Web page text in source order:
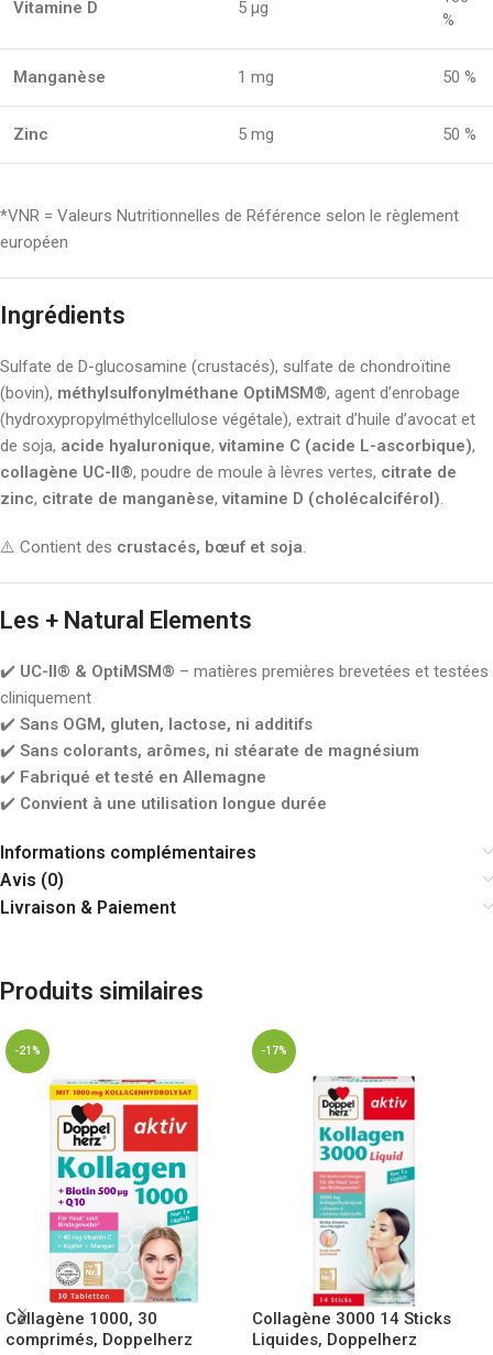
Vitamine D 5 µg
%
Manganèse 1 mg 50 %
Zinc 5 mg 50 %
*VNR = Valeurs Nutritionnelles de Référence selon le règlement
européen
Ingrédients
Sulfate de D-glucosamine (crustacés), sulfate de chondroïtine
(bovin), méthylsulfonylméthane OptiMSM®, agent d’enrobage
(hydroxypropylméthylcellulose végétale), extrait d’huile d’avocat et
de soja, acide hyaluronique, vitamine C (acide L-ascorbique),
collagène UC-II®, poudre de moule à lèvres vertes, citrate de
zinc, citrate de manganèse, vitamine D (cholécalciférol).
⚠️ Contient des crustacés, bœuf et soja.
Les + Natural Elements
✔️ UC-II® & OptiMSM® – matières premières brevetées et testées
cliniquement
✔️ Sans OGM, gluten, lactose, ni additifs
✔️ Sans colorants, arômes, ni stéarate de magnésium
✔️ Fabriqué et testé en Allemagne
✔️ Convient à une utilisation longue durée
Informations complémentaires
Avis (0)
Livraison & Paiement
Produits similaires
-21%
Collagène 1000, 30
comprimés, Doppelherz
-17%
Collagène 3000 14 Sticks
Liquides, Doppelherz